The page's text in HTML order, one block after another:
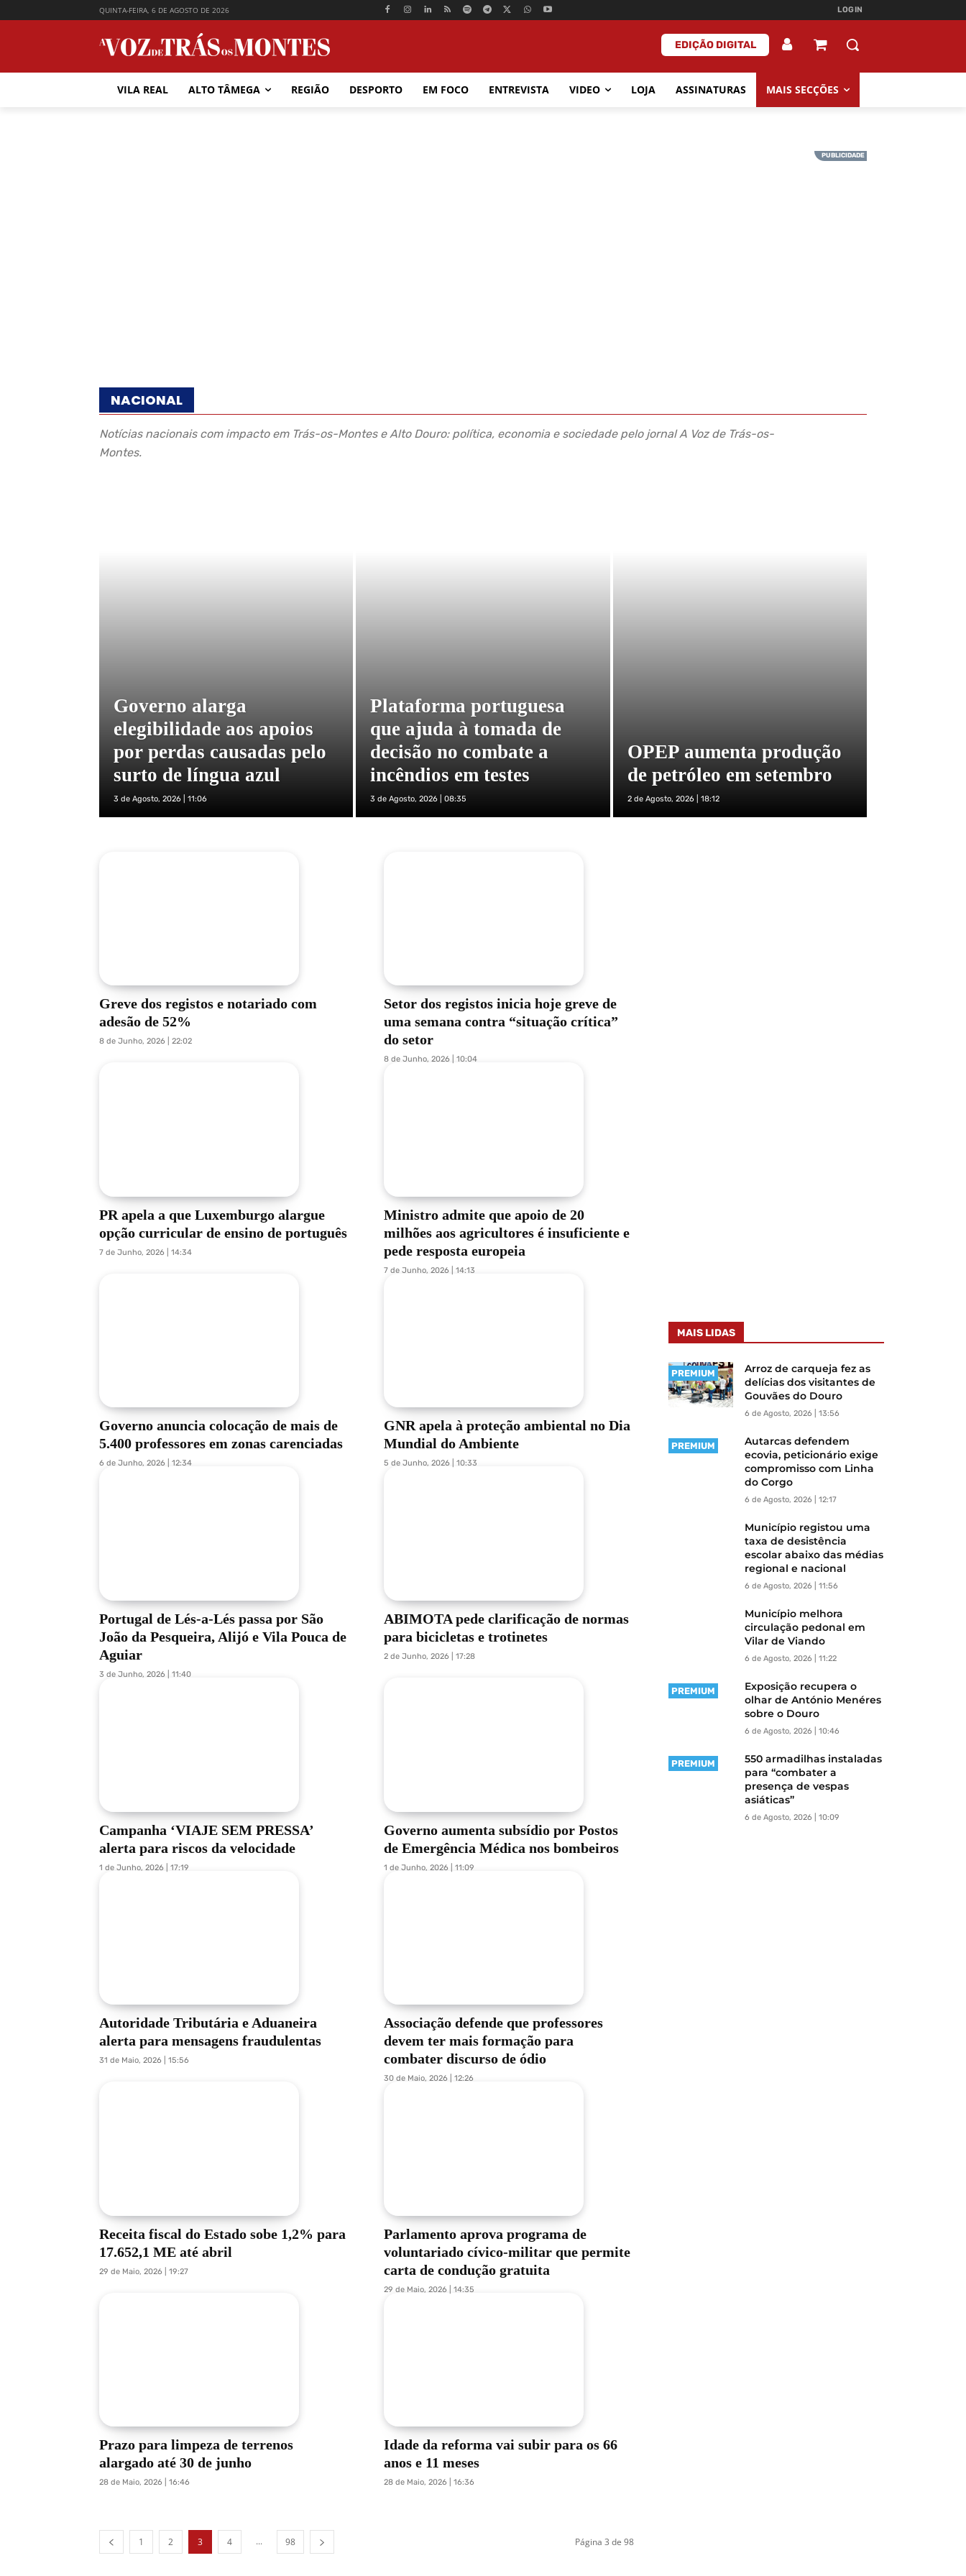
QUINTA-FEIRA, 6 DE AGOSTO DE 2026 LOGIN
EDIÇÃO DIGITAL
VILA REAL ALTO TÂMEGA REGIÃO DESPORTO EM FOCO ENTREVISTA VIDEO LOJA ASSINATURAS MAIS SECÇÕES
NACIONAL
Notícias nacionais com impacto em Trás-os-Montes e Alto Douro: política, economia e sociedade pelo jornal A Voz de Trás-os-
Montes.
Governo alarga
elegibilidade aos apoios
por perdas causadas pelo
surto de língua azul
3 de Agosto, 2026 | 11:06
Plataforma portuguesa
que ajuda à tomada de
decisão no combate a
incêndios em testes
3 de Agosto, 2026 | 08:35
OPEP aumenta produção
de petróleo em setembro
2 de Agosto, 2026 | 18:12
Greve dos registos e notariado com
adesão de 52%
8 de Junho, 2026 | 22:02
Setor dos registos inicia hoje greve de
uma semana contra “situação crítica”
do setor
8 de Junho, 2026 | 10:04
PR apela a que Luxemburgo alargue
opção curricular de ensino de português
7 de Junho, 2026 | 14:34
Ministro admite que apoio de 20
milhões aos agricultores é insuficiente e
pede resposta europeia
7 de Junho, 2026 | 14:13
Governo anuncia colocação de mais de
5.400 professores em zonas carenciadas
6 de Junho, 2026 | 12:34
GNR apela à proteção ambiental no Dia
Mundial do Ambiente
5 de Junho, 2026 | 10:33
Portugal de Lés-a-Lés passa por São
João da Pesqueira, Alijó e Vila Pouca de
Aguiar
3 de Junho, 2026 | 11:40
ABIMOTA pede clarificação de normas
para bicicletas e trotinetes
2 de Junho, 2026 | 17:28
Campanha ‘VIAJE SEM PRESSA’
alerta para riscos da velocidade
1 de Junho, 2026 | 17:19
Governo aumenta subsídio por Postos
de Emergência Médica nos bombeiros
1 de Junho, 2026 | 11:09
Autoridade Tributária e Aduaneira
alerta para mensagens fraudulentas
31 de Maio, 2026 | 15:56
Associação defende que professores
devem ter mais formação para
combater discurso de ódio
30 de Maio, 2026 | 12:26
Receita fiscal do Estado sobe 1,2% para
17.652,1 ME até abril
29 de Maio, 2026 | 19:27
Parlamento aprova programa de
voluntariado cívico-militar que permite
carta de condução gratuita
29 de Maio, 2026 | 14:35
Prazo para limpeza de terrenos
alargado até 30 de junho
28 de Maio, 2026 | 16:46
Idade da reforma vai subir para os 66
anos e 11 meses
28 de Maio, 2026 | 16:36
1 2 3 4 ... 98 Página 3 de 98
MAIS LIDAS
PREMIUM
Arroz de carqueja fez as
delícias dos visitantes de
Gouvães do Douro
6 de Agosto, 2026 | 13:56
PREMIUM
Autarcas defendem
ecovia, peticionário exige
compromisso com Linha
do Corgo
6 de Agosto, 2026 | 12:17
Município registou uma
taxa de desistência
escolar abaixo das médias
regional e nacional
6 de Agosto, 2026 | 11:56
Município melhora
circulação pedonal em
Vilar de Viando
6 de Agosto, 2026 | 11:22
PREMIUM
Exposição recupera o
olhar de António Menéres
sobre o Douro
6 de Agosto, 2026 | 10:46
PREMIUM
550 armadilhas instaladas
para “combater a
presença de vespas
asiáticas”
6 de Agosto, 2026 | 10:09